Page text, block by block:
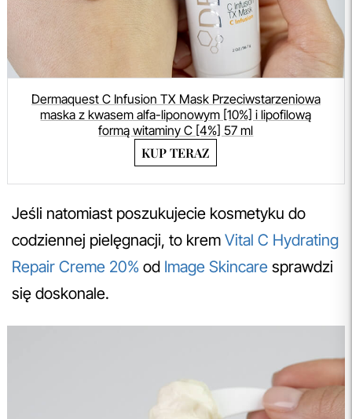
Dermaquest C Infusion TX Mask Przeciwstarzeniowa
maska z kwasem alfa-liponowym [10%] i lipofilową
formą witaminy C [4%] 57 ml
KUP TERAZ
Jeśli natomiast poszukujecie kosmetyku do
codziennej pielęgnacji, to krem Vital C Hydrating
Repair Creme 20% od Image Skincare sprawdzi
się doskonale.